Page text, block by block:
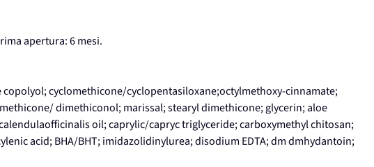
apertura: 6 mesi.
cyclomethicone/cyclopentasiloxane;octylmethoxy-cinnamate;
dimethiconol; marissal; stearyl dimethicone; glycerin; aloe
oil; caprylic/capryc triglyceride; carboxymethyl chitosan;
acid; BHA/BHT; imidazolidinylurea; disodium EDTA; dm dmhydantoin;